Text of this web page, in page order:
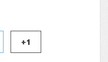
+1